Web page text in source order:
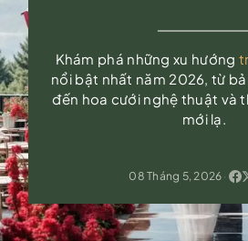
Khám phá những xu hướng
nổi bật nhất năm 2026, từ
đến hoa cưới nghệ thuật và
mới lạ.
08 Tháng 5, 2026 ·